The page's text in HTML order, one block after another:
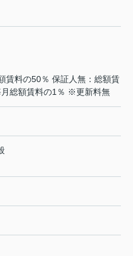
賃料の50％ 保証人無：総額賃
総額賃料の1％ ※更新料無